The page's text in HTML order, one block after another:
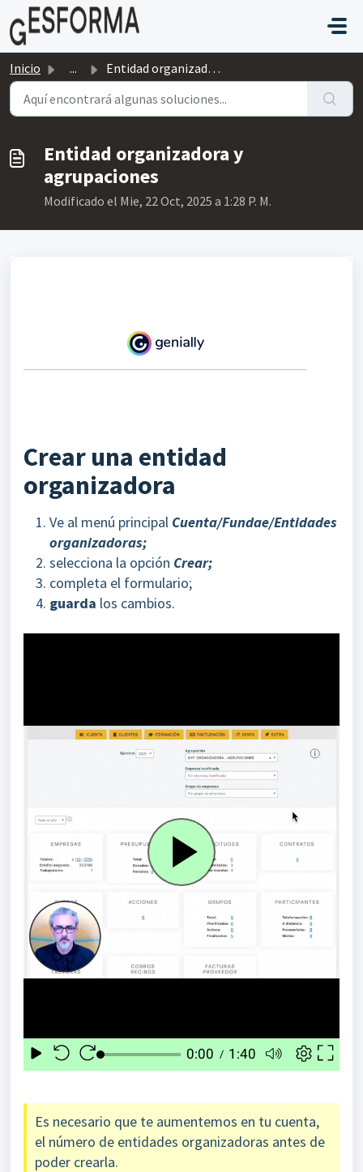
Saltar al contenido principal
Inicio ... Entidad organizadora y agrupaciones
Entidad organizadora y
agrupaciones
Modificado el Mie, 22 Oct, 2025 a 1:28 P. M.
Crear una entidad
organizadora
Ve al menú principal Cuenta/Fundae/Entidades
organizadoras;
selecciona la opción Crear;
completa el formulario;
guarda los cambios.
Es necesario que te aumentemos en tu cuenta,
el número de entidades organizadoras antes de
poder crearla.